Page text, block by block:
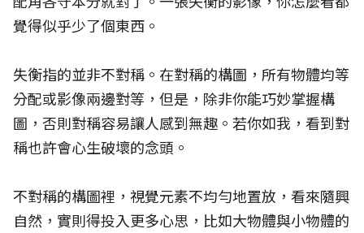
覺得似乎少了個東西。
失衡指的並非不對稱。在對稱的構圖，所有物體均等
分配或影像兩邊對等，但是，除非你能巧妙掌握構
圖，否則對稱容易讓人感到無趣。若你如我，看到對
稱也許會心生破壞的念頭。
不對稱的構圖裡，視覺元素不均勻地置放，看來隨興
自然，實則得投入更多心思，比如大物體與小物體的